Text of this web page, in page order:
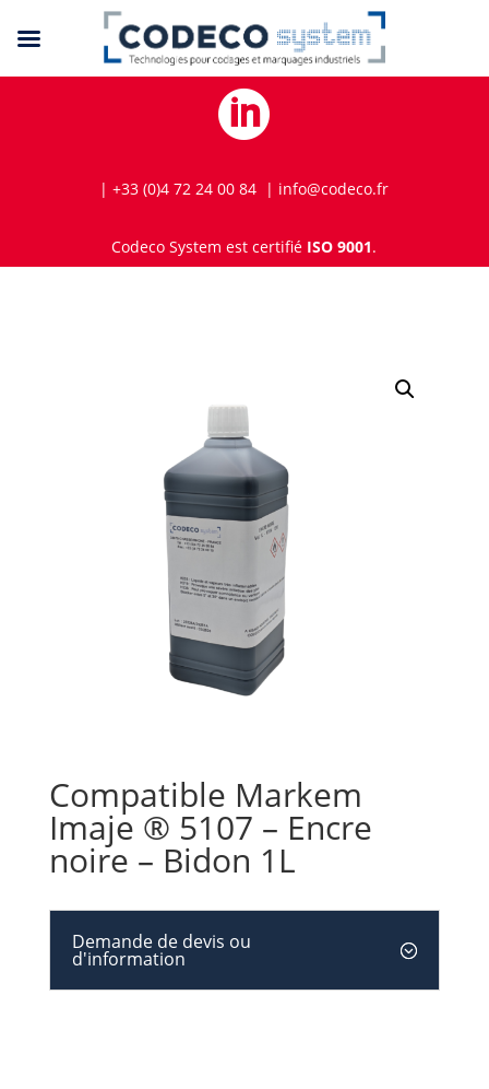

| +33 (0)4 72 24 00 84 | info@codeco.fr
Codeco System est certifié ISO 9001.
Compatible Markem
Imaje ® 5107 – Encre
noire – Bidon 1L
Demande de devis ou
d'information